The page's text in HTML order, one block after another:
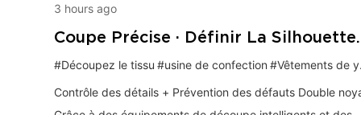
3 hours ago
Coupe Précise · Définir La Silhouette
Dorée Des Vêtements De Yoga
#Découpez le tissu #usine de confection #Vêtements de yoga
Contrôle des détails + Prévention des défauts Double